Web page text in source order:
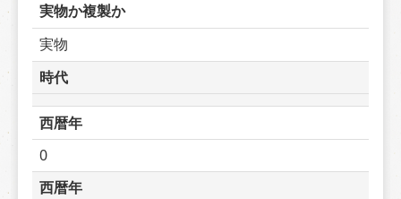
実物か複製か
実物
時代
西暦年
0
西暦年